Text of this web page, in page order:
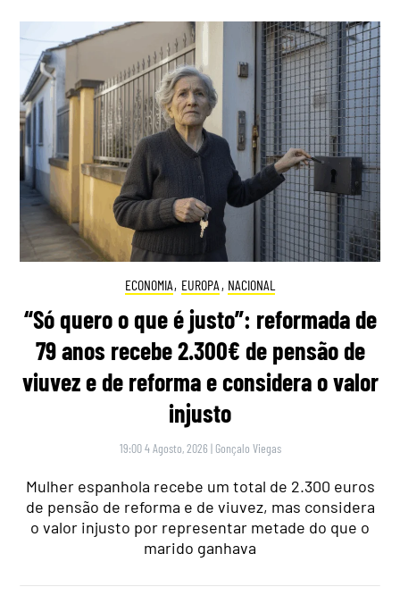
ECONOMIA, EUROPA , NACIONAL
“Só quero o que é justo”: reformada de
79 anos recebe 2.300€ de pensão de
viuvez e de reforma e considera o valor
injusto
19:00 4 Agosto, 2026 | Gonçalo Viegas
Mulher espanhola recebe um total de 2.300 euros
de pensão de reforma e de viuvez, mas considera
o valor injusto por representar metade do que o
marido ganhava